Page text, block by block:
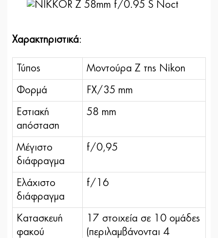
Χαρακτηριστικά:
Τύπος Μοντούρα Ζ της Nikon
Φορμά FX/35 mm
Εστιακή
απόσταση
58 mm
Μέγιστο
διάφραγμα
f/0,95
Ελάχιστο
διάφραγμα
f/16
Κατασκευή
φακού
17 στοιχεία σε 10 ομάδες
(περιλαμβάνονται 4